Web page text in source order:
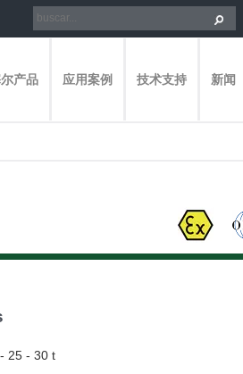
产品 应用案例 技术支持 新闻
25 - 30 t